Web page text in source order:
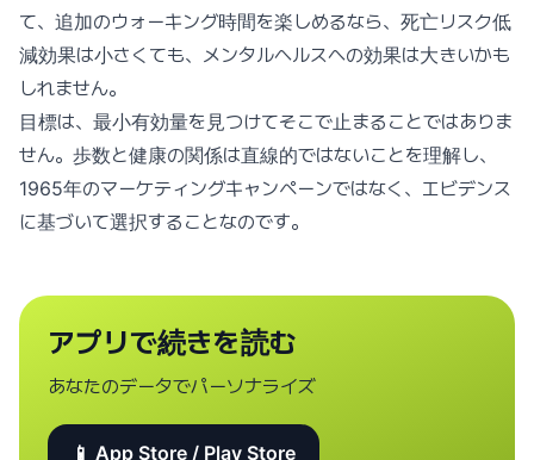
て、追加のウォーキング時間を楽しめるなら、死亡リスク低
減効果は小さくても、メンタルヘルスへの効果は大きいかも
しれません。
目標は、最小有効量を見つけてそこで止まることではありま
せん。歩数と健康の関係は直線的ではないことを理解し、
1965年のマーケティングキャンペーンではなく、エビデンス
に基づいて選択することなのです。
アプリで続きを読む
あなたのデータでパーソナライズ
📱 App Store / Play Store